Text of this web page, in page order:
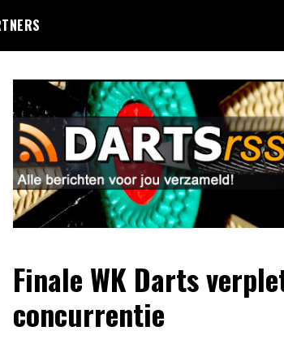
Finale WK Darts
concurrentie